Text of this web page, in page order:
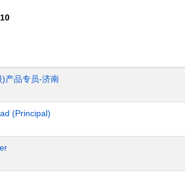
10
产品专员-济南
(Principal)